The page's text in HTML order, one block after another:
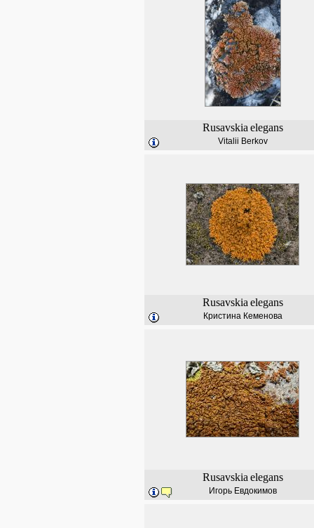
Rusavskia elegans
Vitalii Berkov
Rusavskia elegans
Кристина Кеменова
Rusavskia elegans
Игорь Евдокимов